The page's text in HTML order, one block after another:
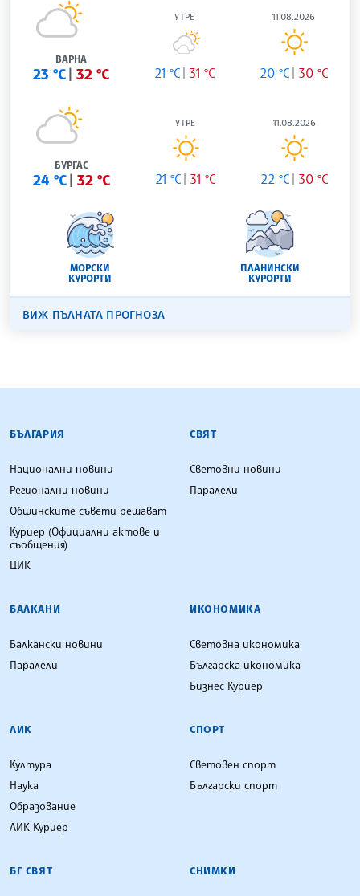
ВАРНА
23 °C 32 °C
УТРЕ
21 °C 31 °C
11.08.2026
20 °C 30 °C
БУРГАС
24 °C 32 °C
УТРЕ
21 °C 31 °C
11.08.2026
22 °C 30 °C
МОРСКИ
КУРОРТИ
ПЛАНИНСКИ
КУРОРТИ
ВИЖ ПЪЛНАТА ПРОГНОЗА
БЪЛГАРСКА ТЕЛЕГРАФНА АГЕНЦИЯ
БЪЛГАРИЯ
Национални новини
Регионални новини
Общинските съвети решават
Куриер (Официални актове и
съобщения)
ЦИК
СВЯТ
Световни новини
Паралели
БАЛКАНИ
Балкански новини
Паралели
ИКОНОМИКА
Световна икономика
Българска икономика
Бизнес Куриер
ЛИК
Култура
Наука
Образование
ЛИК Куриер
СПОРТ
Световен спорт
Български спорт
БГ СВЯТ СНИМКИ